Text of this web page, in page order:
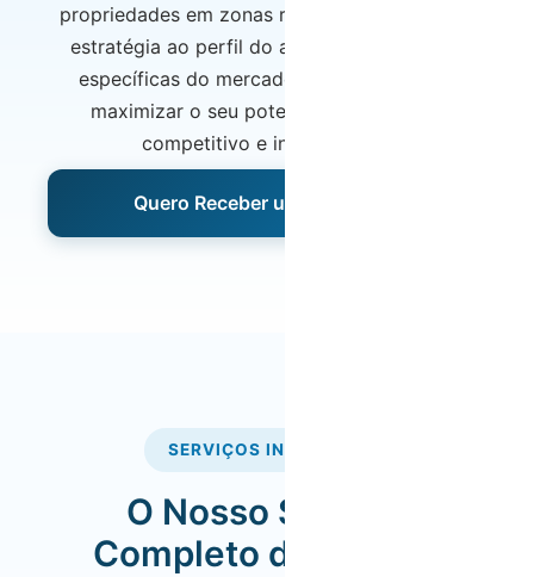
propriedades em zonas rurais — adaptando a
estratégia ao perfil do ativo e às dinâmicas
específicas do mercado madeirense, para
maximizar o seu potencial num destino
competitivo e internacional.
Quero Receber uma Proposta
SERVIÇOS INCLUÍDOS
O Nosso Serviço
Completo de Gestão